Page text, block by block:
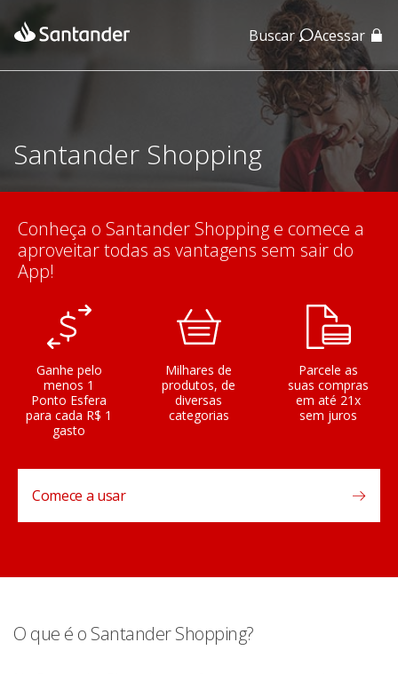
App Santander Buscar Acessar
Santander Shopping
Conheça o Santander Shopping e comece a
aproveitar todas as vantagens sem sair do
App!
Ganhe pelo
menos 1
Ponto Esfera
para cada R$ 1
gasto
Milhares de
produtos, de
diversas
categorias
Parcele as
suas compras
em até 21x
sem juros
Comece a usar
O que é o Santander Shopping?